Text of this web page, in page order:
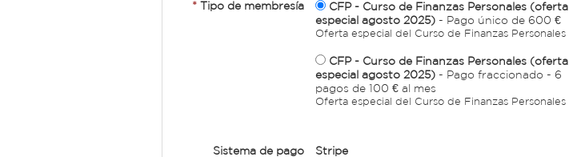
* Tipo de membresía
CFP - Curso de Finanzas Personales (oferta
especial agosto 2025) - Pago único de 600 €
Oferta especial del Curso de Finanzas Personales
CFP - Curso de Finanzas Personales (oferta
especial agosto 2025) - Pago fraccionado - 6
pagos de 100 € al mes
Oferta especial del Curso de Finanzas Personales
Sistema de pago Stripe